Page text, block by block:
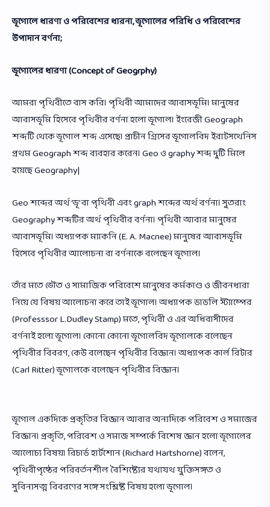
ভূগোলে ধারণা ও পরিবেশের ধারনা, ভূগোলের পরিধি ও পরিবেশের
উপাদান বর্ণনা;
ভূগোলের ধারণা (Concept of Geogrphy)
আমরা পৃথিবীতে বাস করি। পৃথিবী আমাদের আবাসভূমি। মানুষের
আবাসভূমি হিসেবে পৃথিবীর বর্ণনা হলো ভূগোল। ইংরেজী Geograph
শব্দটি থেকে ভূগোল শব্দ এসেছে। প্রাচীন গ্রিসের ভূগোলবিদ ইরাটসথেনিস
প্রথম Geograph শব্দ ব্যবহার করেন। Geo ও graphy শব্দ দুটি মিলে
হয়েছে Geography|
Geo শব্দের অর্থ ‘ভূ’ বা পৃথিবী এবং graph শব্দের অর্থ বর্ণনা। সুতরাং
Geography শব্দটির অর্থ পৃথিবীর বর্ণনা। পৃথিবী আবার মানুষের
আবাসভূমি। অধ্যাপক ম্যাকনি (E. A. Macnee) মানুষের আবাসভূমি
হিসেবে পৃথিবীর আলোচনা বা বর্ণনাকে বলেছেন ভূগোল।
তাঁর মতে ভৌত ও সামাজিক পরিবেশে মানুষের কর্মকাণ্ড ও জীবনধারা
নিয়ে যে বিষয় আলোচনা করে তাই ভূগোল। অধ্যাপক ডাডলি স্ট্যাম্পের
(Professsor L.Dudley Stamp) মতে, পৃথিবী ও এর অধিবাসীদের
বর্ণনাই হলো ভূগোল। কোনো কোনো ভূগোলবিদ ভূগোলকে বলেছেন
পৃথিবীর বিবরণ, কেউ বলেছেন পৃথিবীর বিজ্ঞান। অধ্যাপক কার্ল রিটার
(Carl Ritter) ভূগোলকে বলেছেন পৃথিবীর বিজ্ঞান।
ভূগোল একদিকে প্রকৃতির বিজ্ঞান আবার অন্যদিকে পরিবেশ ও সমাজের
বিজ্ঞান। প্রকৃতি, পরিবেশ ও সমাজ সম্পর্কে বিশেষ জ্ঞান হলো ভূগোলের
আলোচ্য বিষয়। রিচার্ড হার্টশোন (Richard Hartshorne) বলেন,
পৃথিবীপৃষ্ঠের পরিবর্তনশীল বৈশিষ্ট্যের যথাযথ যুক্তিসঙ্গত ও
সুবিন্যসত্ম বিবরণের সঙ্গে সংশ্লিষ্ট বিষয় হলো ভূগোল।